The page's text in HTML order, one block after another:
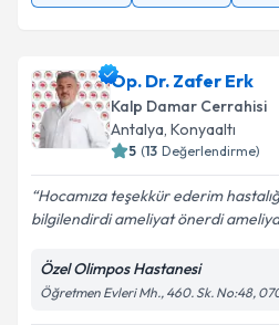
Op. Dr. Zafer Erk
Kalp Damar Cerrahisi
Antalya, Konyaaltı
5 (13 Değerlendirme)
Hocamıza teşekkür ederim
bilgilendirdi ameliyat önerdi
Özel Olimpos Hastanesi
Öğretmen Evleri Mh., 460. Sk. No:48,